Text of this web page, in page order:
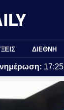
ΔΙΕΘΝΗ